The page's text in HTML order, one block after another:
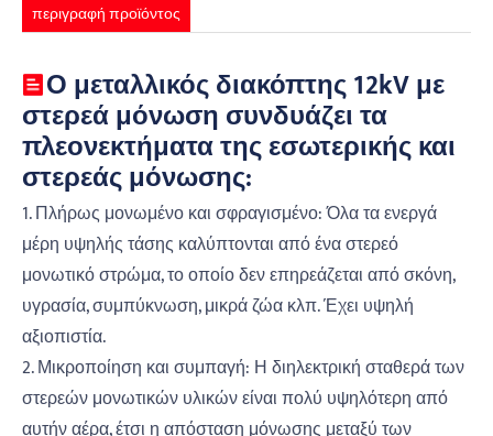
περιγραφή προϊόντος
Ο μεταλλικός διακόπτης 12kV με
στερεά μόνωση συνδυάζει τα
πλεονεκτήματα της εσωτερικής και
στερεάς μόνωσης:
1. Πλήρως μονωμένο και σφραγισμένο: Όλα τα ενεργά
μέρη υψηλής τάσης καλύπτονται από ένα στερεό
μονωτικό στρώμα, το οποίο δεν επηρεάζεται από σκόνη,
υγρασία, συμπύκνωση, μικρά ζώα κλπ. Έχει υψηλή
αξιοπιστία.
2. Μικροποίηση και συμπαγή: Η διηλεκτρική σταθερά των
στερεών μονωτικών υλικών είναι πολύ υψηλότερη από
αυτήν αέρα, έτσι η απόσταση μόνωσης μεταξύ των